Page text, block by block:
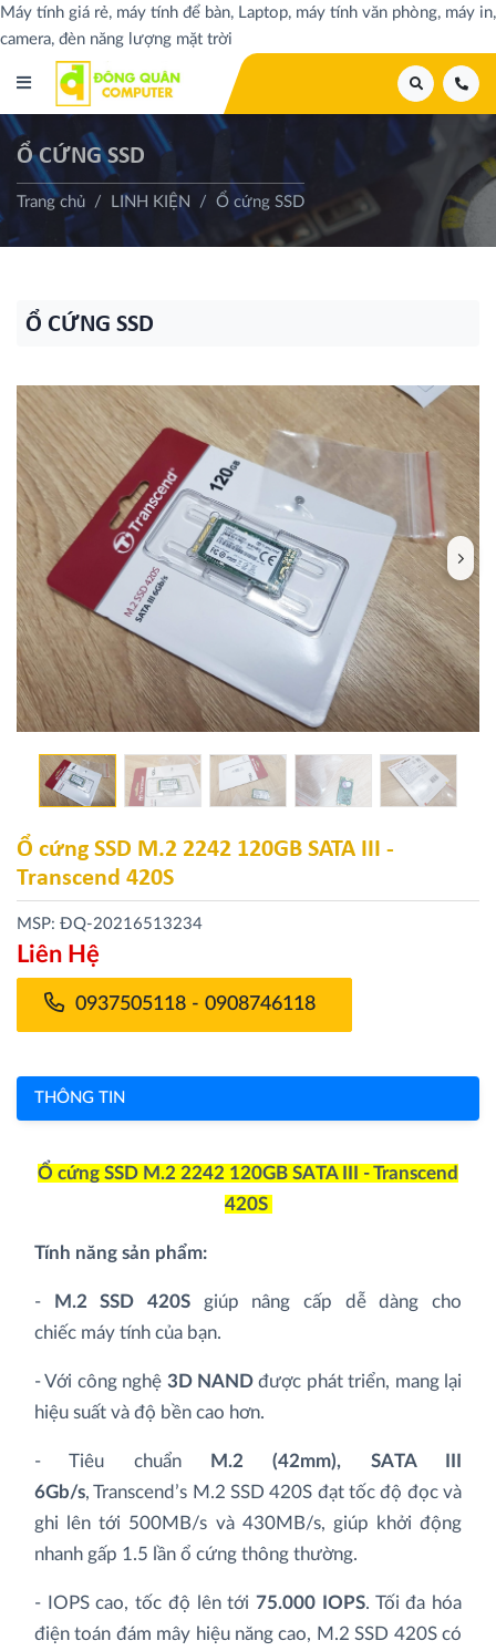
Máy tính giá rẻ, máy tính để bàn, Laptop, máy tính văn phòng, máy in,
camera, đèn năng lượng mặt trời
Ổ CỨNG SSD
Trang chủ LINH KIỆN Ổ cứng SSD
Ổ CỨNG SSD
Ổ cứng SSD M.2 2242 120GB SATA III -
Transcend 420S
MSP: ĐQ-20216513234
Liên Hệ
0937505118 - 0908746118
THÔNG TIN
Ổ cứng SSD M.2 2242 120GB SATA III - Transcend
420S
Tính năng sản phẩm:
- M.2 SSD 420S giúp nâng cấp dễ dàng cho
chiếc máy tính của bạn.
- Với công nghệ 3D NAND được phát triển, mang lại
hiệu suất và độ bền cao hơn.
- Tiêu chuẩn
M.2 (42mm), SATA III
6Gb/s, Transcend’s M.2 SSD 420S đạt tốc độ đọc và
ghi lên tới 500MB/s và 430MB/s, giúp khởi động
nhanh gấp 1.5 lần ổ cứng thông thường.
- IOPS cao, tốc độ lên tới75.000 IOPS. Tối đa hóa
điện toán đám mây hiệu năng cao, M.2 SSD 420S có